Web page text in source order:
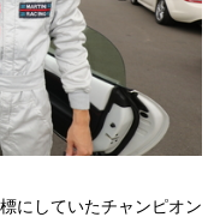
にしていたチャンピオン